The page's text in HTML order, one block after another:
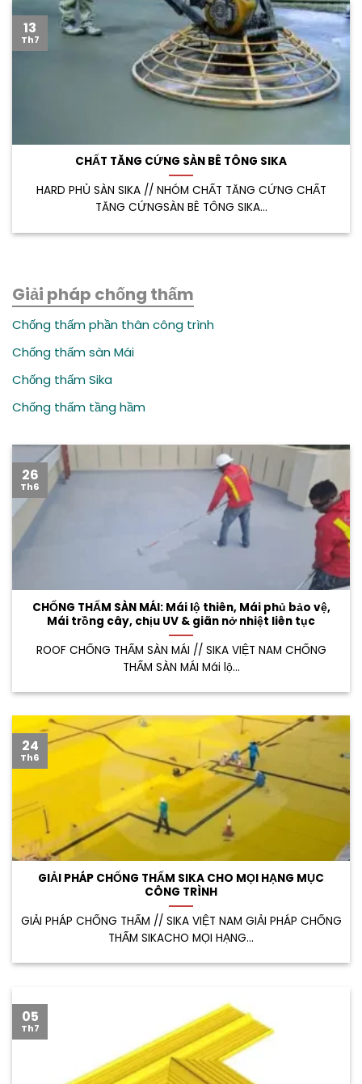
CHẤT TĂNG CỨNG SÀN BÊ TÔNG SIKA
HARD PHỦ SÀN SIKA // NHÓM CHẤT TĂNG CỨNG CHẤT
TĂNG CỨNGSÀN BÊ TÔNG SIKA...
13
Th7
Giải pháp chống thấm
Chống thấm phần thân công trình
Chống thấm sàn Mái
Chống thấm Sika
Chống thấm tầng hầm
CHỐNG THẤM SÀN MÁI: Mái lộ thiên, Mái phủ bảo vệ,
Mái trồng cây, chịu UV & giãn nở nhiệt liên tục
ROOF CHỐNG THẤM SÀN MÁI // SIKA VIỆT NAM CHỐNG
THẤM SÀN MÁI Mái lộ...
26
Th6
GIẢI PHÁP CHỐNG THẤM SIKA CHO MỌI HẠNG MỤC
CÔNG TRÌNH
GIẢI PHÁP CHỐNG THẤM // SIKA VIỆT NAM GIẢI PHÁP CHỐNG
THẤM SIKACHO MỌI HẠNG...
24
Th6
05
Th7